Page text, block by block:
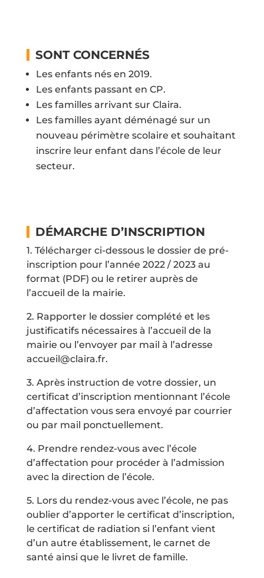
SONT CONCERNÉS
Les enfants nés en 2019.
Les enfants passant en CP.
Les familles arrivant sur Claira.
Les familles ayant déménagé sur un
nouveau périmètre scolaire et souhaitant
inscrire leur enfant dans l’école de leur
secteur.
DÉMARCHE D’INSCRIPTION
1. Télécharger ci-dessous le dossier de pré-
inscription pour l’année 2022 / 2023 au
format (PDF) ou le retirer auprès de
l’accueil de la mairie.
2. Rapporter le dossier complété et les
justificatifs nécessaires à l’accueil de la
mairie ou l’envoyer par mail à l’adresse
accueil@claira.fr.
3. Après instruction de votre dossier, un
certificat d’inscription mentionnant l’école
d’affectation vous sera envoyé par courrier
ou par mail ponctuellement.
4. Prendre rendez-vous avec l’école
d’affectation pour procéder à l’admission
avec la direction de l’école.
5. Lors du rendez-vous avec l’école, ne pas
oublier d’apporter le certificat d’inscription,
le certificat de radiation si l’enfant vient
d’un autre établissement, le carnet de
santé ainsi que le livret de famille.